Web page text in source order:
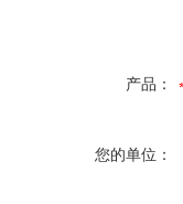
产品：
您的单位：